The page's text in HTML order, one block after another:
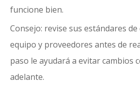
funcione bien.
Consejo: revise sus estándares
equipo y proveedores antes de
paso le ayudará a evitar cambios
adelante.